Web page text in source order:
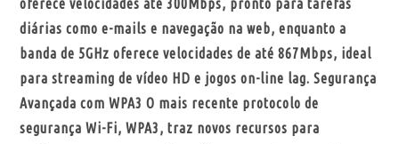
oferece velocidades até 300Mbps, pronto para tarefas
diárias como e-mails e navegação na web, enquanto a
banda de 5GHz oferece velocidades de até 867Mbps, ideal
para streaming de vídeo HD e jogos on-line lag. Segurança
Avançada com WPA3 O mais recente protocolo de
segurança Wi-Fi, WPA3, traz novos recursos para